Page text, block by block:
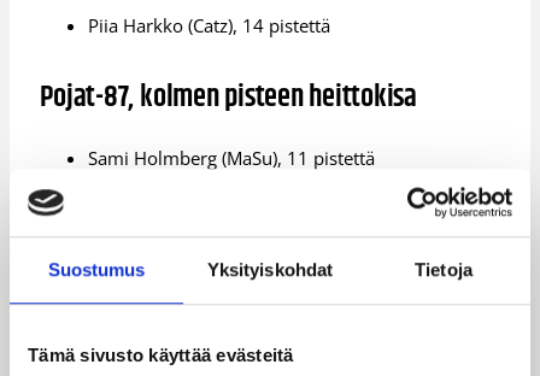
Suostumus Yksityiskohdat Tietoja
Tämä sivusto käyttää evästeitä
Piia Harkko (Catz), 14 pistettä
Pojat-87, kolmen pisteen heittokisa
Sami Holmberg (MaSu), 11 pistettä
Pojat-87, donkkikisa
Päivitetty11.12.2003